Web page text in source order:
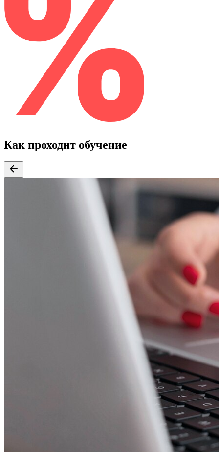
Как проходит обучение